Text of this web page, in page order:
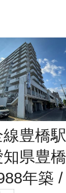
線豊橋
知県豊
年築 /